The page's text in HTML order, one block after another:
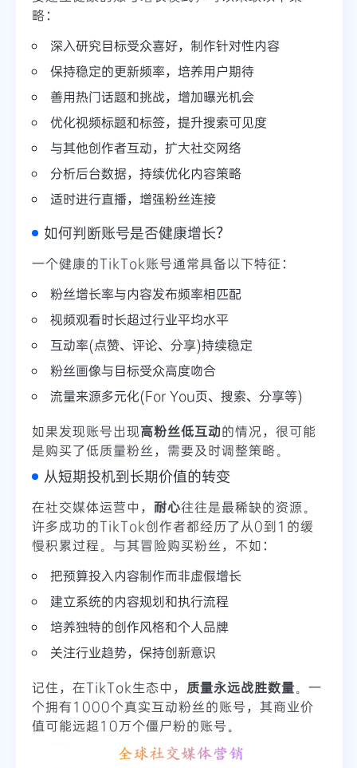
略：
深入研究目标受众喜好，制作针对性内容
保持稳定的更新频率，培养用户期待
善用热门话题和挑战，增加曝光机会
优化视频标题和标签，提升搜索可见度
与其他创作者互动，扩大社交网络
分析后台数据，持续优化内容策略
适时进行直播，增强粉丝连接
如何判断账号是否健康增长？
一个健康的TikTok账号通常具备以下特征：
粉丝增长率与内容发布频率相匹配
视频观看时长超过行业平均水平
互动率(点赞、评论、分享)持续稳定
粉丝画像与目标受众高度吻合
流量来源多元化(For You页、搜索、分享等)
如果发现账号出现高粉丝低互动的情况，很可能
是购买了低质量粉丝，需要及时调整策略。
从短期投机到长期价值的转变
在社交媒体运营中， 耐心往往是最稀缺的资源。
许多成功的TikTok创作者都经历了从0到1的缓
慢积累过程。与其冒险购买粉丝，不如：
把预算投入内容制作而非虚假增长
建立系统的内容规划和执行流程
培养独特的创作风格和个人品牌
关注行业趋势，保持创新意识
记住，在TikTok生态中， 质量永远战胜数量。一
个拥有1000个真实互动粉丝的账号，其商业价
值可能远超10万个僵尸粉的账号。